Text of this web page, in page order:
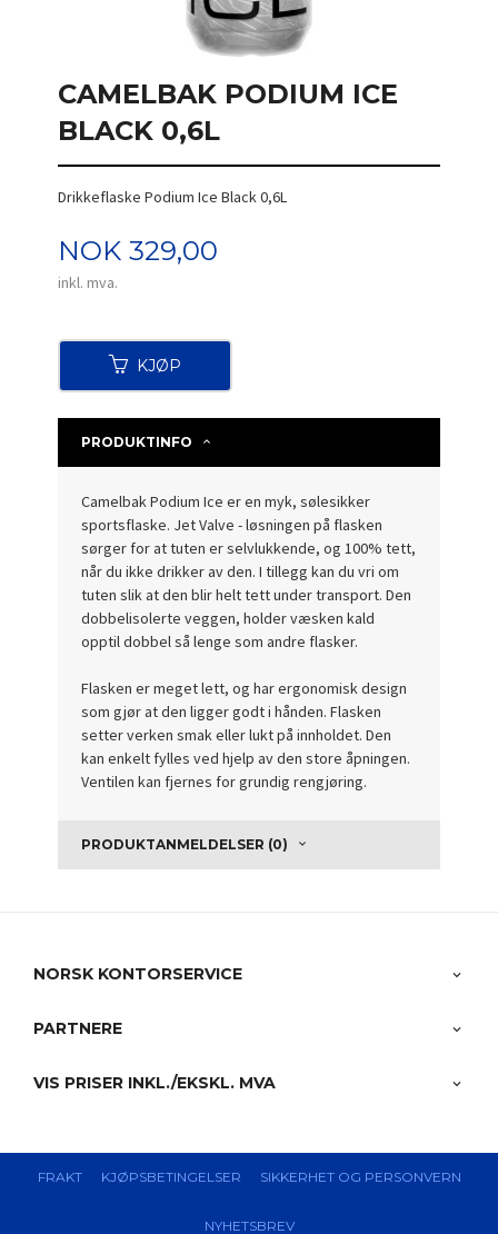
CAMELBAK PODIUM ICE
BLACK 0,6L
Drikkeflaske Podium Ice Black 0,6L
Pris
NOK 329,00
inkl. mva.
KJØP
PRODUKTINFO
Camelbak Podium Ice er en myk, sølesikker
sportsflaske. Jet Valve - løsningen på flasken
sørger for at tuten er selvlukkende, og 100% tett,
når du ikke drikker av den. I tillegg kan du vri om
tuten slik at den blir helt tett under transport. Den
dobbelisolerte veggen, holder væsken kald
opptil dobbel så lenge som andre flasker.
Flasken er meget lett, og har ergonomisk design
som gjør at den ligger godt i hånden. Flasken
setter verken smak eller lukt på innholdet. Den
kan enkelt fylles ved hjelp av den store åpningen.
Ventilen kan fjernes for grundig rengjøring.
PRODUKTANMELDELSER (0)
NORSK KONTORSERVICE
PARTNERE
VIS PRISER INKL./EKSKL. MVA
FRAKT KJØPSBETINGELSER SIKKERHET OG PERSONVERN
NYHETSBREV